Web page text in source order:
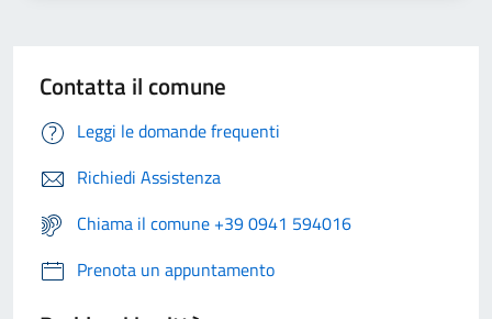
Contatta il comune
Leggi le domande frequenti
Richiedi Assistenza
Chiama il comune +39 0941 594016
Prenota un appuntamento